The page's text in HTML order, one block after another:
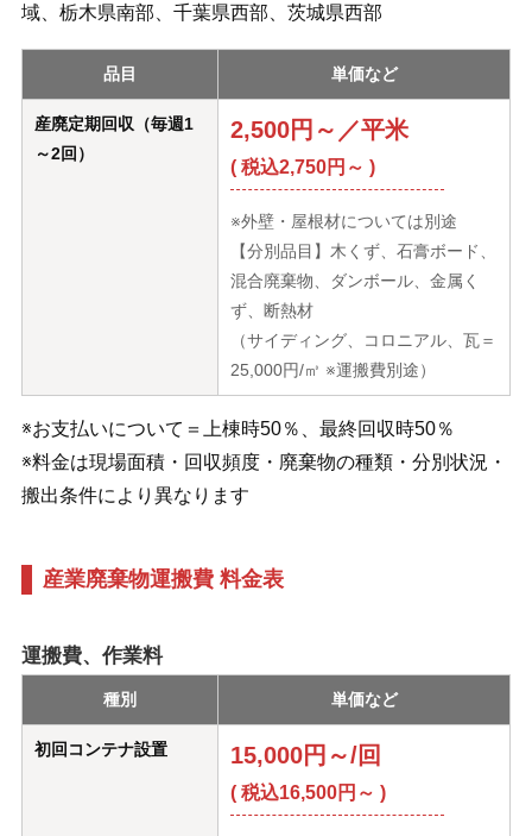
域、栃木県南部、千葉県西部、茨城県西部
品目 単価など
産廃定期回収（毎週1
～2回）
2,500円～／平米
( 税込2,750円～ )
※外壁・屋根材については別途
【分別品目】木くず、石膏ボード、
混合廃棄物、ダンボール、金属く
ず、断熱材
（サイディング、コロニアル、瓦＝
25,000円/㎥ ※運搬費別途）
※お支払いについて＝上棟時50％、最終回収時50％
※料金は現場面積・回収頻度・廃棄物の種類・分別状況・
搬出条件により異なります
産業廃棄物運搬費 料金表
運搬費、作業料
種別 単価など
初回コンテナ設置 15,000円～/回
( 税込16,500円～ )